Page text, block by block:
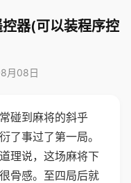
器(可以装程序控
月08日
碰到麻将的斜乎
了事过了第一局。
理说，这场麻将下
骨感。至四局后就